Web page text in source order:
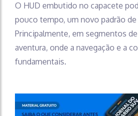
O HUD embutido no capacete
pouco tempo, um novo padrão de
Principalmente, em segmentos
aventura, onde a navegação e a
fundamentais.